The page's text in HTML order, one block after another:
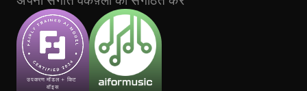
उपकरण मॉडल + किट
वॉइस